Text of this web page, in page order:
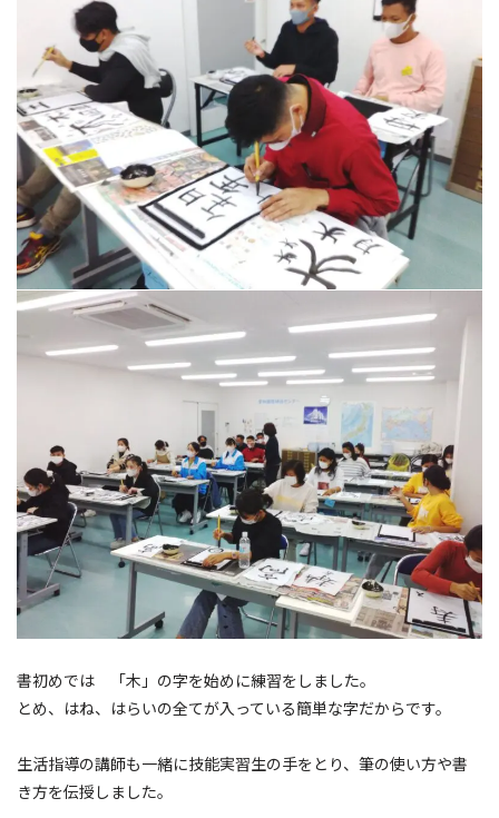
書初めでは 「木」の字を始めに練習をしました。
とめ、はね、はらいの全てが入っている簡単な字だからです。
生活指導の講師も一緒に技能実習生の手をとり、筆の使い方や書
き方を伝授しました。